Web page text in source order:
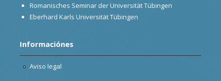
Romanisches Seminar der Universität Tübingen
Eberhard Karls Universität Tübingen
Informaciónes
Aviso legal